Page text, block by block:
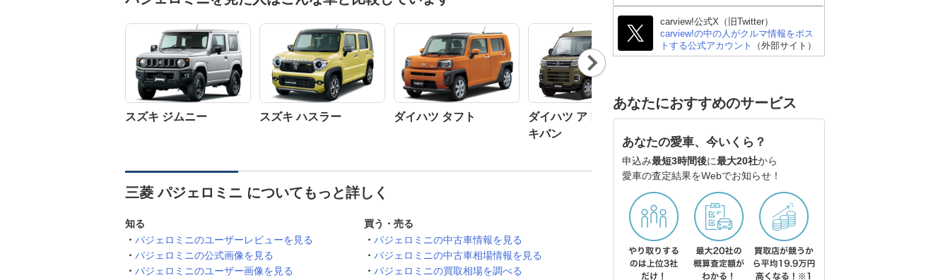
スズキ ジムニー スズキ ハスラー ダイハツ タフト
ダイハツ アトレーデッ
キバン
マツダ フレアクロスオ
ーバー
Nex
t
三菱 パジェロミニ についてもっと詳しく
知る
パジェロミニのユーザーレビューを見る
パジェロミニの公式画像を見る
パジェロミニのユーザー画像を見る
買う・売る
パジェロミニの中古車情報を見る
パジェロミニの中古車相場情報を見る
パジェロミニの買取相場を調べる
carview!公式X（旧Twitter）
carview!の中の人がクルマ情報をポス
トする公式アカウント
（外部サイト）
あなたにおすすめのサービス
あなたの愛車、今いくら？
申込み最短3時間後に最大20社から
愛車の査定結果をWebでお知らせ！